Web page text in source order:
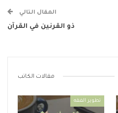
المقال التالي
ذو القرنين في القرآن
مقالات الكاتب
تطوير الفقه